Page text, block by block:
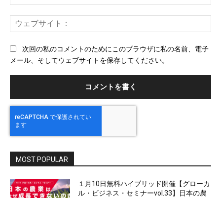
メ
ー
ェ
次回の私のコメントのためにこのブラウザに私の名前、電子
メール、そしてウェブサイトを保存してください。
MOST POPULAR
１月10日無料ハイブリッド開催【グローカ
ル・ビジネス・セミナーvol.33】日本の農